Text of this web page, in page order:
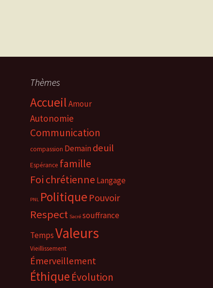
Thèmes
AccueilAmour
Autonomie
Communication
compassion Demaindeuil
Espérance famille
Foi chrétienne Langage
PNL Politique Pouvoir
Respect Sacré souffrance
TempsValeurs
Vieillissement
Émerveillement
Éthique Évolution